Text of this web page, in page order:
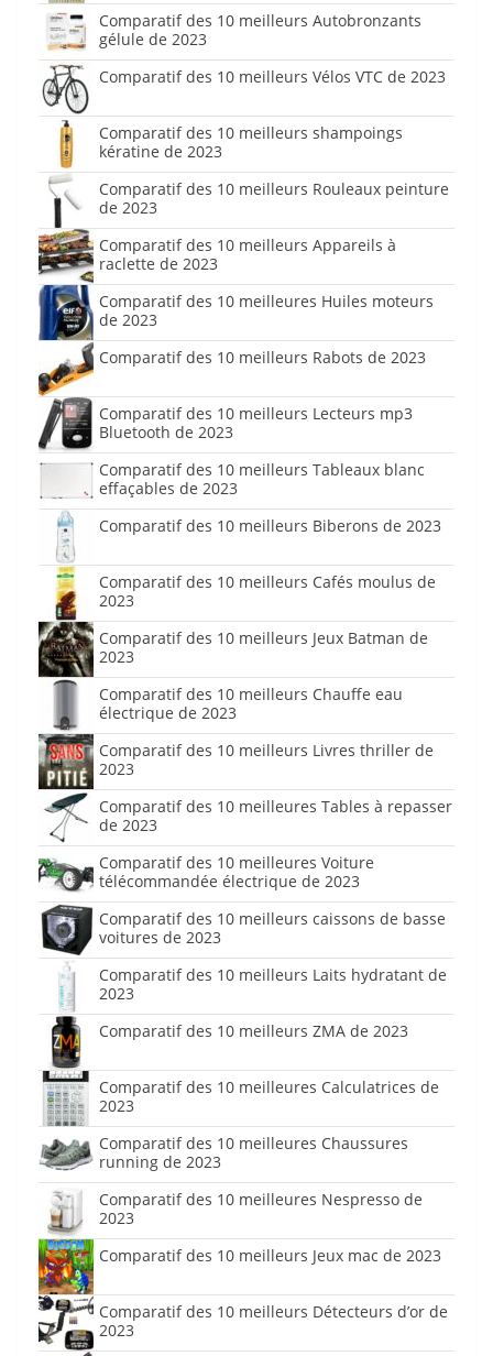
Comparatif des 10 meilleurs Autobronzants
gélule de 2023
Comparatif des 10 meilleurs Vélos VTC de 2023
Comparatif des 10 meilleurs shampoings
kératine de 2023
Comparatif des 10 meilleurs Rouleaux peinture
de 2023
Comparatif des 10 meilleurs Appareils à
raclette de 2023
Comparatif des 10 meilleures Huiles moteurs
de 2023
Comparatif des 10 meilleurs Rabots de 2023
Comparatif des 10 meilleurs Lecteurs mp3
Bluetooth de 2023
Comparatif des 10 meilleurs Tableaux blanc
effaçables de 2023
Comparatif des 10 meilleurs Biberons de 2023
Comparatif des 10 meilleurs Cafés moulus de
2023
Comparatif des 10 meilleurs Jeux Batman de
2023
Comparatif des 10 meilleurs Chauffe eau
électrique de 2023
Comparatif des 10 meilleurs Livres thriller de
2023
Comparatif des 10 meilleures Tables à repasser
de 2023
Comparatif des 10 meilleures Voiture
télécommandée électrique de 2023
Comparatif des 10 meilleurs caissons de basse
voitures de 2023
Comparatif des 10 meilleurs Laits hydratant de
2023
Comparatif des 10 meilleurs ZMA de 2023
Comparatif des 10 meilleures Calculatrices de
2023
Comparatif des 10 meilleures Chaussures
running de 2023
Comparatif des 10 meilleures Nespresso de
2023
Comparatif des 10 meilleurs Jeux mac de 2023
Comparatif des 10 meilleurs Détecteurs d’or de
2023